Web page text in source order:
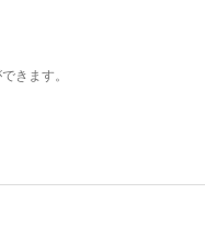
きます。